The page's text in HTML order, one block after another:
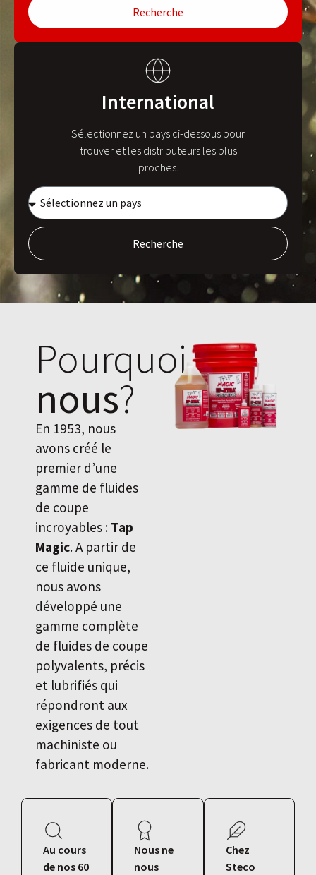
Recherche
International
Sélectionnez un pays ci-dessous pour
trouver et les distributeurs les plus
proches.
Recherche
Pourquoi
nous?
En 1953, nous
avons créé le
premier d’une
gamme de fluides
de coupe
incroyables : Tap
Magic. A partir de
ce fluide unique,
nous avons
développé une
gamme complète
de fluides de coupe
polyvalents, précis
et lubrifiés qui
répondront aux
exigences de tout
machiniste ou
fabricant moderne.
Au cours
de nos 60
Nous ne
nous
Chez
Steco